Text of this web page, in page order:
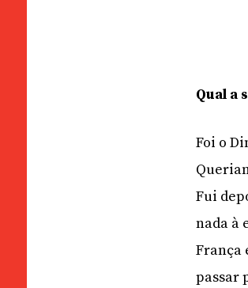
Qual a
Foi o
Fui
nada à
França
passar